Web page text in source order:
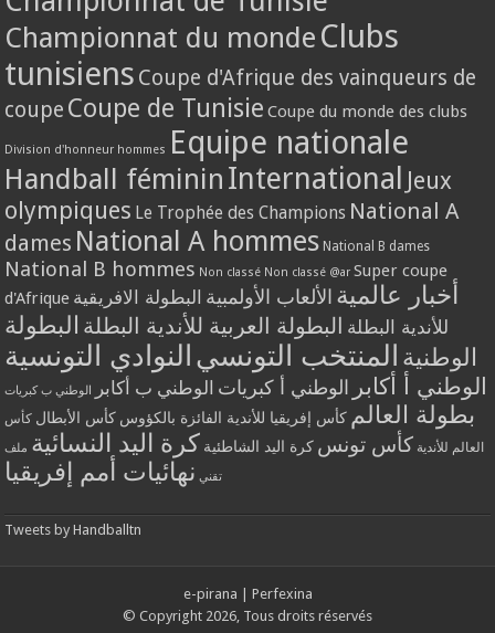
Championnat du monde Clubs
tunisiens Coupe d'Afrique des vainqueurs de
coupe Coupe de Tunisie Coupe du monde des clubs
Division d'honneur hommes Equipe nationale
Handball féminin International Jeux
olympiques Le Trophée des Champions National A
dames National A hommes National B dames
National B hommes Non classé Non classé @ar Super coupe
d'Afrique
أخبار عالمية الألعاب الأولمبية البطولة الافريقية
للأندية البطلة البطولة العربية للأندية البطلة البطولة
الوطنية المنتخب التونسي النوادي التونسية
الوطني أ أكابر الوطني أ كبريات الوطني ب أكابر الوطني ب كبريات
بطولة العالم كأس إفريقيا للأندية الفائزة بالكؤوس كأس الأبطال كأس
العالم للأندية كأس تونس كرة اليد الشاطئية كرة اليد النسائية ملف
تقني نهائيات أمم إفريقيا
Tweets by Handballtn
e-pirana
Perfexina
© Copyright 2026, Tous droits réservés